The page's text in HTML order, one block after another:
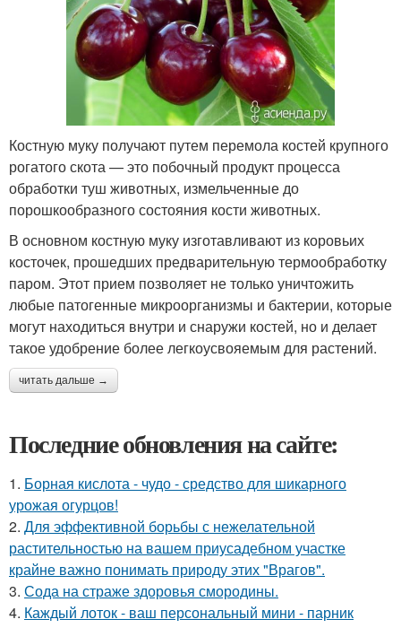
Костную муку получают путем перемола костей крупного
рогатого скота — это побочный продукт процесса
обработки туш животных, измельченные до
порошкообразного состояния кости животных.
В основном костную муку изготавливают из коровьих
косточек, прошедших предварительную термообработку
паром. Этот прием позволяет не только уничтожить
любые патогенные микроорганизмы и бактерии, которые
могут находиться внутри и снаружи костей, но и делает
такое удобрение более легкоусвояемым для растений.
читать дальше →
Последние обновления на сайте:
1. Борная кислота - чудо - средство для шикарного
урожая огурцов!
2. Для эффективной борьбы с нежелательной
растительностью на вашем приусадебном участке
крайне важно понимать природу этих "Врагов".
3. Сода на страже здоровья смородины.
4. Каждый лоток - ваш персональный мини - парник